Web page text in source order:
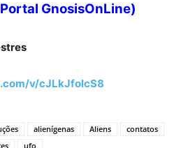
GnosisOnLine)
v/cJLkJfolcS8
alienígenas Aliens
contatos
ufo